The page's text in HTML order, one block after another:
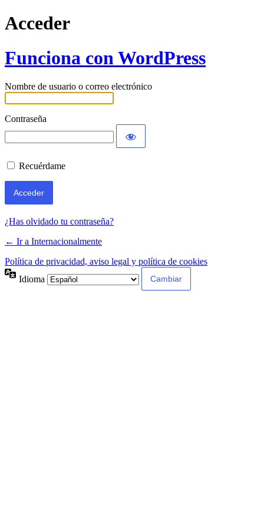
Acceder
Funciona con WordPress
Nombre de usuario o correo electrónico
Contraseña
Recuérdame
¿Has olvidado tu contraseña?
← Ir a Internacionalmente
Política de privacidad, aviso legal y política de cookies
Idioma